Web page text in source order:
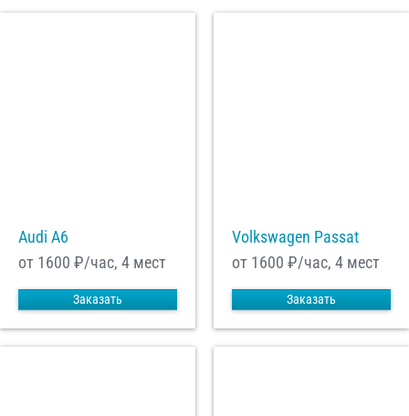
Audi A6
от 1600 ₽/час, 4 мест
Заказать
Volkswagen Passat
от 1600 ₽/час, 4 мест
Заказать